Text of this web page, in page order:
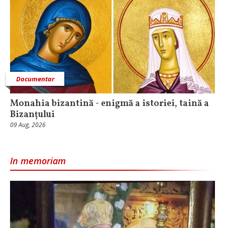
Documentar
Monahia bizantină - enigmă a istoriei, taină a
Bizanțului
09 Aug, 2026
In memoriam